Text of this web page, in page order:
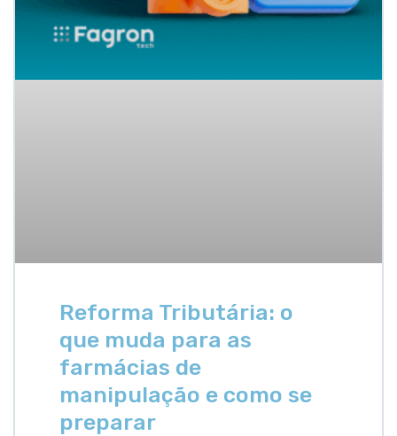
Reforma Tributária: o
que muda para as
farmácias de
manipulação e como se
preparar